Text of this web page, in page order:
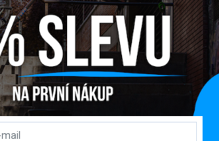
+421 948 374 905
info@bmxshop.sk
Podporujeme online platby
DŮLEŽITÉ ODKAZY